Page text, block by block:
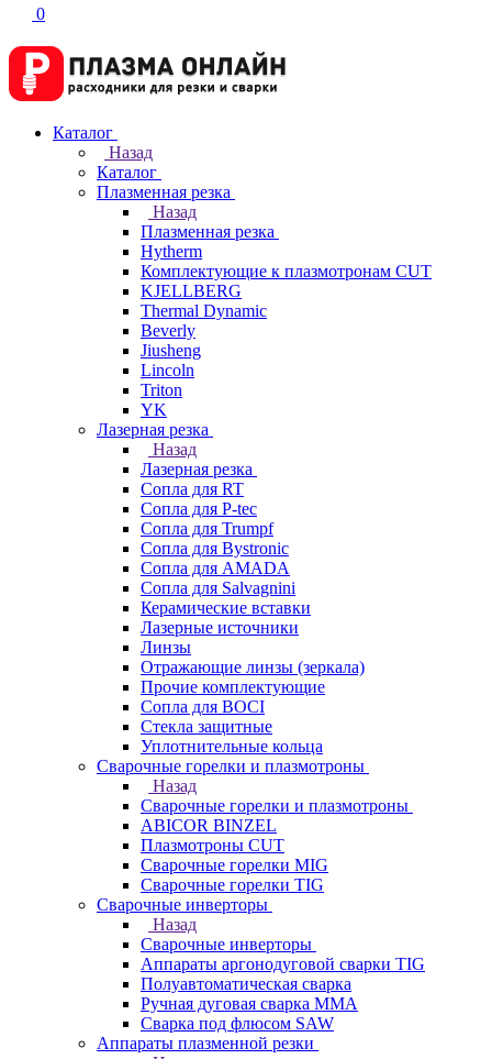
0
Каталог
Назад
Каталог
Плазменная резка
Назад
Плазменная резка
Hytherm
Комплектующие к плазмотронам CUT
KJELLBERG
Thermal Dynamic
Beverly
Jiusheng
Lincoln
Triton
YK
Лазерная резка
Назад
Лазерная резка
Сопла для RT
Сопла для P-tec
Сопла для Trumpf
Сопла для Bystronic
Сопла для AMADA
Сопла для Salvagnini
Керамические вставки
Лазерные источники
Линзы
Отражающие линзы (зеркала)
Прочие комплектующие
Сопла для BOCI
Стекла защитные
Уплотнительные кольца
Сварочные горелки и плазмотроны
Назад
Сварочные горелки и плазмотроны
ABICOR BINZEL
Плазмотроны CUT
Сварочные горелки MIG
Сварочные горелки TIG
Сварочные инверторы
Назад
Сварочные инверторы
Аппараты аргонодуговой сварки TIG
Полуавтоматическая сварка
Ручная дуговая сварка MMA
Сварка под флюсом SAW
Аппараты плазменной резки